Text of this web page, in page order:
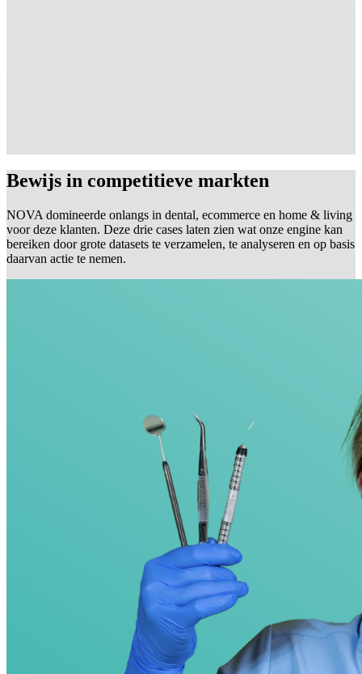
Bewijs in competitieve markten
NOVA domineerde onlangs in dental, ecommerce en home & living
voor deze klanten. Deze drie cases laten zien wat onze engine kan
bereiken door grote datasets te verzamelen, te analyseren en op basis
daarvan actie te nemen.